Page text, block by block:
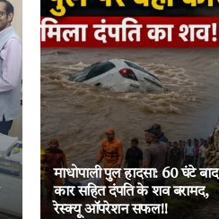
माधोपाली पुल हादसा: 60 घंटे बाद
कार सहित दंपति के शव बरामद,
रेस्क्यू ऑपरेशन सफल!!